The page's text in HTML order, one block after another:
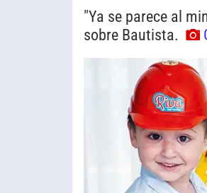
"Ya se parece al
sobre Bautista.